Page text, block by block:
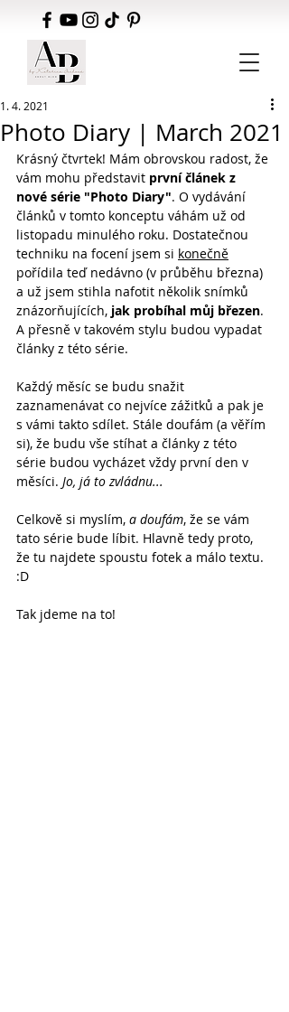
Photo Diary | March 2021
1. 4. 2021
Krásný čtvrtek! Mám obrovskou radost, že
vám mohu představit první článek z
nové série "Photo Diary". O vydávání
článků v tomto konceptu váhám už od
listopadu minulého roku. Dostatečnou
techniku na focení jsem si konečně
pořídila teď nedávno (v průběhu března)
a už jsem stihla nafotit několik snímků
znázorňujících, jak probíhal můj březen.
A přesně v takovém stylu budou vypadat
články z této série.
Každý měsíc se budu snažit
zaznamenávat co nejvíce zážitků a pak je
s vámi takto sdílet. Stále doufám (a věřím
si), že budu vše stíhat a články z této
série budou vycházet vždy první den v
měsíci. Jo, já to zvládnu...
Celkově si myslím, a doufám, že se vám
tato série bude líbit. Hlavně tedy proto,
že tu najdete spoustu fotek a málo textu.
:D
Tak jdeme na to!